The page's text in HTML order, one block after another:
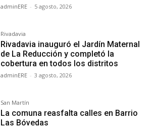
adminERE - 5 agosto, 2026
Rivadavia
Rivadavia inauguró el Jardín Maternal
de La Reducción y completó la
cobertura en todos los distritos
adminERE - 3 agosto, 2026
San Martín
La comuna reasfalta calles en Barrio
Las Bóvedas